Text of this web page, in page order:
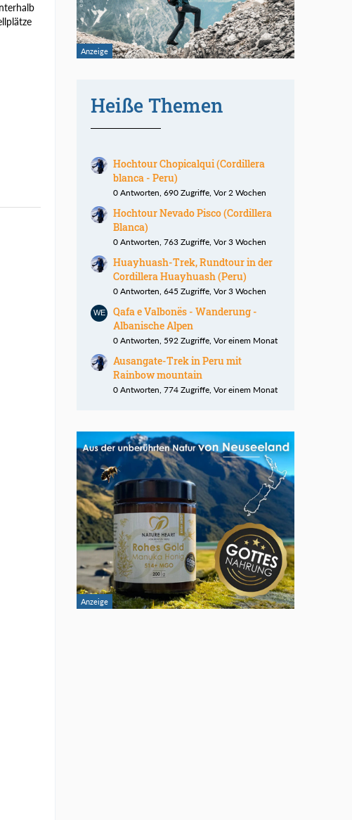
Heiße Themen
Hochtour Chopicalqui (Cordillera
blanca - Peru)
0 Antworten, 690 Zugriffe, Vor 2 Wochen
Hochtour Nevado Pisco (Cordillera
Blanca)
0 Antworten, 763 Zugriffe, Vor 3 Wochen
Huayhuash-Trek, Rundtour in der
Cordillera Huayhuash (Peru)
0 Antworten, 645 Zugriffe, Vor 3 Wochen
Qafa e Valbonës - Wanderung -
Albanische Alpen
0 Antworten, 592 Zugriffe, Vor einem Monat
Ausangate-Trek in Peru mit
Rainbow mountain
0 Antworten, 774 Zugriffe, Vor einem Monat